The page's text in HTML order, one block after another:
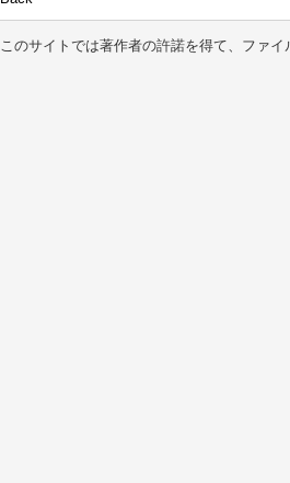
このサイトでは著作者の許諾を得て、ファ